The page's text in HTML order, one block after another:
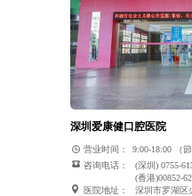
深圳爱康健口腔医院
营业时间：
9:00-18:00 （
咨询电话：
(深圳) 0755-
(香港)00852-
医院地址：
深圳市罗湖区